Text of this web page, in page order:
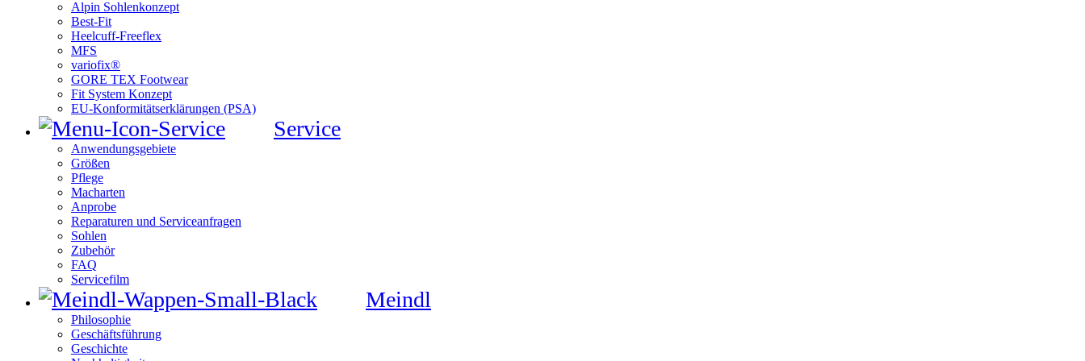
Alpin Sohlenkonzept
Best-Fit
Heelcuff-Freeflex
MFS
variofix®
GORE TEX Footwear
Fit System Konzept
EU-Konformitätserklärungen (PSA)
Service
Anwendungsgebiete
Größen
Pflege
Macharten
Anprobe
Reparaturen und Serviceanfragen
Sohlen
Zubehör
FAQ
Servicefilm
Meindl
Philosophie
Geschäftsführung
Geschichte